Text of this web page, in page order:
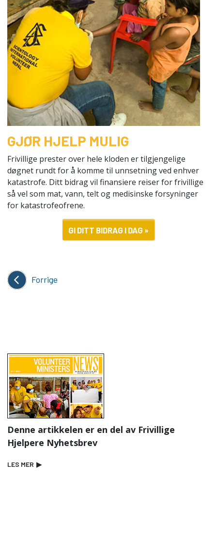
GJØR HJELP MULIG
Frivillige prester over hele kloden er tilgjengelige
døgnet rundt for å komme til unnsetning ved enhver
katastrofe. Ditt bidrag vil finansiere reiser for frivillige
så vel som mat, vann, telt og medisinske forsyninger
for katastrofeofrene.
GI DITT BIDRAG I DAG »
Forrige
Denne artikkelen er en del av Frivillige
Hjelpere Nyhetsbrev
LES MER ▶